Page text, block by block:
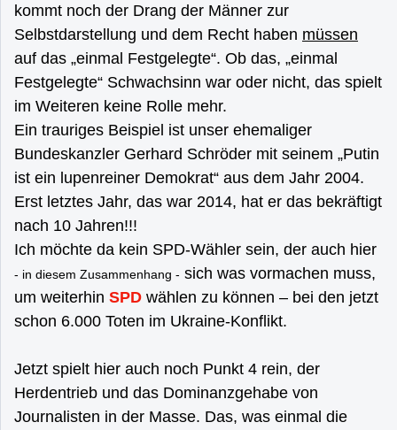
kommt noch der Drang der Männer zur
Selbstdarstellung und dem Recht haben müssen
auf das „einmal Festgelegte“. Ob das, „einmal
Festgelegte“ Schwachsinn war oder nicht, das spielt
im Weiteren keine Rolle mehr.
Ein trauriges Beispiel ist unser ehemaliger
Bundeskanzler Gerhard Schröder mit seinem „Putin
ist ein lupenreiner Demokrat“ aus dem Jahr 2004.
Erst letztes Jahr, das war 2014, hat er das bekräftigt
nach 10 Jahren!!!
Ich möchte da kein SPD-Wähler sein, der auch hier
- in diesem Zusammenhang - sich was vormachen muss,
um weiterhin SPD wählen zu können – bei den jetzt
schon 6.000 Toten im Ukraine-Konflikt.
Jetzt spielt hier auch noch Punkt 4 rein, der
Herdentrieb und das Dominanzgehabe von
Journalisten in der Masse. Das, was einmal die